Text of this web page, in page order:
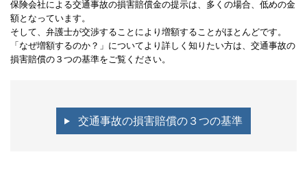
保険会社による交通事故の損害賠償金の提示は、多くの場合、低めの金
額となっています。
そして、弁護士が交渉することにより増額することがほとんどです。
「なぜ増額するのか？」についてより詳しく知りたい方は、交通事故の
損害賠償の３つの基準をご覧ください。
交通事故の損害賠償の３つの基準